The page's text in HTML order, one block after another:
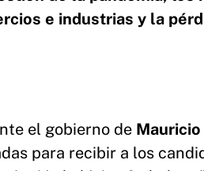
e industrias y la
el gobierno de
para recibir a los